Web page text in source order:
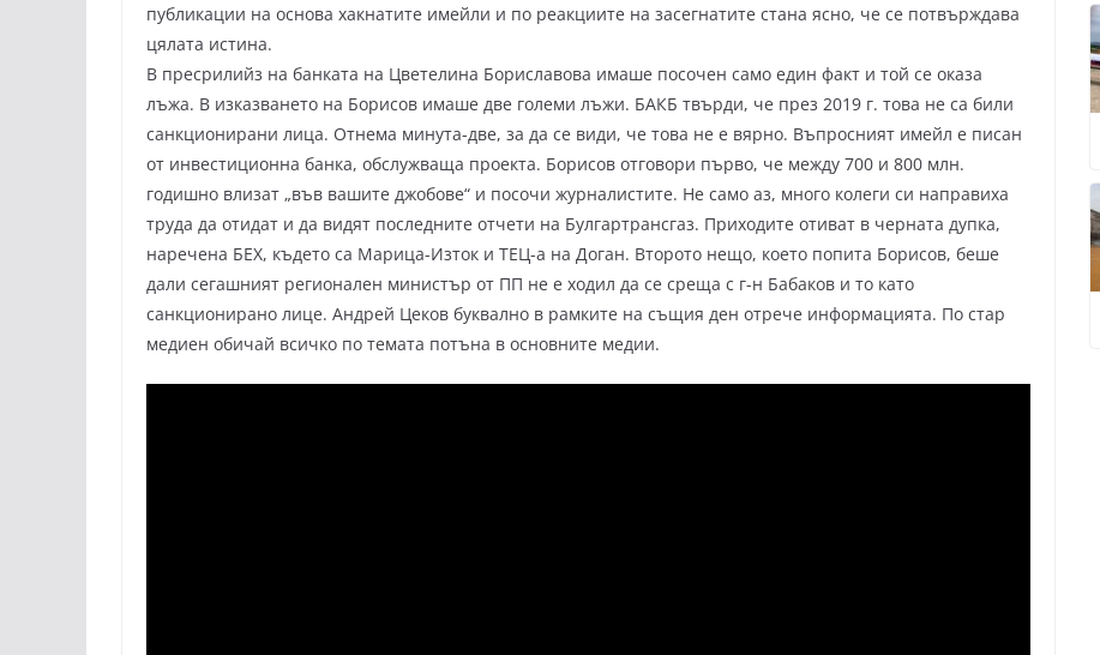
публикации на основа хакнатите имейли и по реакциите на засегнатите стана ясно, че се потвърждава
цялата истина.
В пресрилийз на банката на Цветелина Бориславова имаше посочен само един факт и той се оказа
лъжа. В изказването на Борисов имаше две големи лъжи. БАКБ твърди, че през 2019 г. това не са били
санкционирани лица. Отнема минута-две, за да се види, че това не е вярно. Въпросният имейл е писан
от инвестиционна банка, обслужваща проекта. Борисов отговори първо, че между 700 и 800 млн.
годишно влизат „във вашите джобове“ и посочи журналистите. Не само аз, много колеги си направиха
труда да отидат и да видят последните отчети на Булгартрансгаз. Приходите отиват в черната дупка,
наречена БЕХ, където са Марица-Изток и ТЕЦ-а на Доган. Второто нещо, което попита Борисов, беше
дали сегашният регионален министър от ПП не е ходил да се среща с г-н Бабаков и то като
санкционирано лице. Андрей Цеков буквално в рамките на същия ден отрече информацията. По стар
медиен обичай всичко по темата потъна в основните медии.